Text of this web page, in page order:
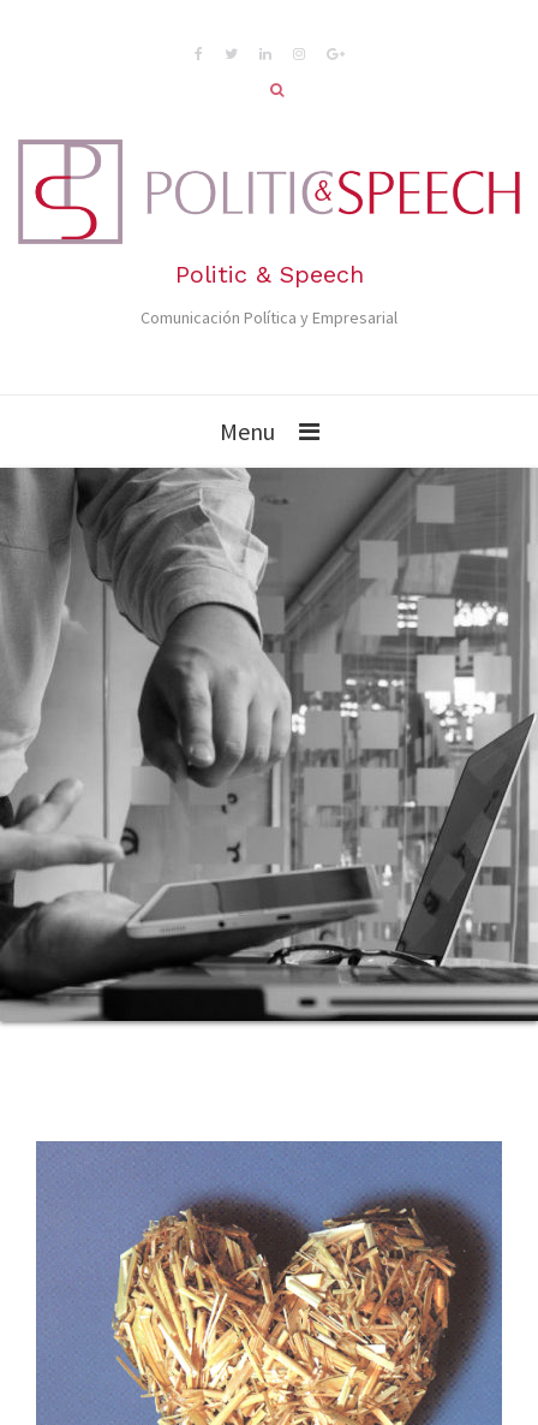
Politic & Speech
Comunicación Política y Empresarial
Menu